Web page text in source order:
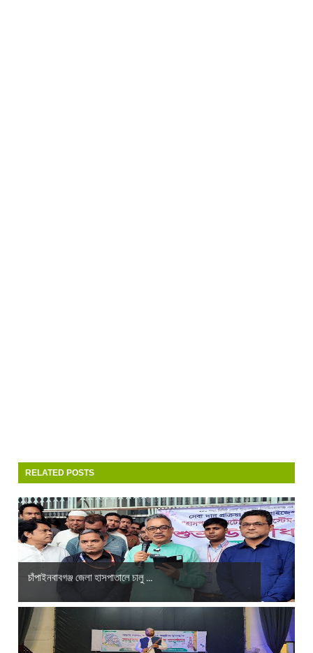
RELATED POSTS
চাঁপাইনবাবগঞ্জ জেলা হাসপাতালে চালু ...